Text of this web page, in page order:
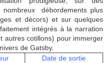
nombreux débordements plus
et décors) et sur quelques
intégrés à la narration
autres cotillons) pour immerger
de Gatsby.
Date de sortie